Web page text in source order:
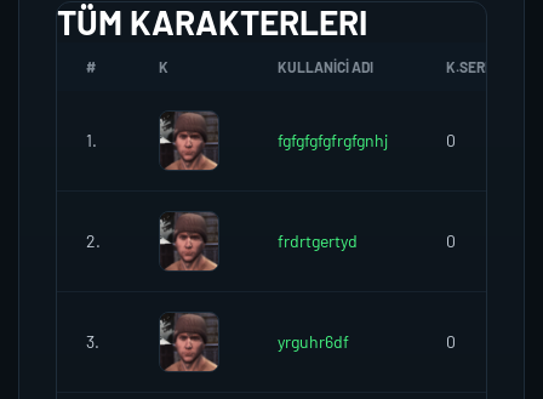
TÜM KARAKTERLERI
# K KULLANICI ADI K.SEREFI
1. fgfgfgfgfrgfgnhj 0
2. frdrtgertyd 0
3. yrguhr6df 0